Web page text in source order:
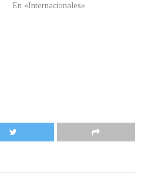
En «Internacionales»